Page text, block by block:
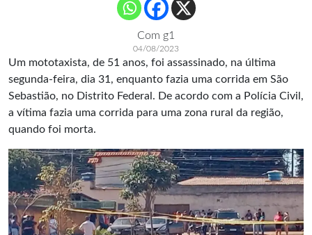
Com g1
04/08/2023
Um mototaxista, de 51 anos, foi assassinado, na última
segunda-feira, dia 31, enquanto fazia uma corrida em São
Sebastião, no Distrito Federal . De acordo com a Polícia Civil,
a vítima fazia uma corrida para uma zona rural da região,
quando foi morta.